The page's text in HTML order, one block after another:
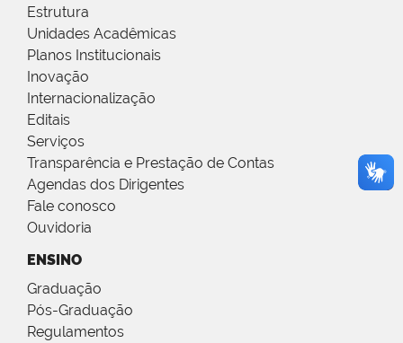
Estrutura
Unidades Acadêmicas
Planos Institucionais
Inovação
Internacionalização
Editais
Serviços
Transparência e Prestação de Contas
Agendas dos Dirigentes
Fale conosco
Ouvidoria
ENSINO
Graduação
Pós-Graduação
Regulamentos